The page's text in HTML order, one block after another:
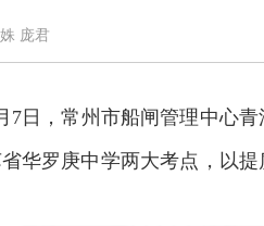
庞君
日，常州市船闸管理中心
华罗庚中学两大考点，以